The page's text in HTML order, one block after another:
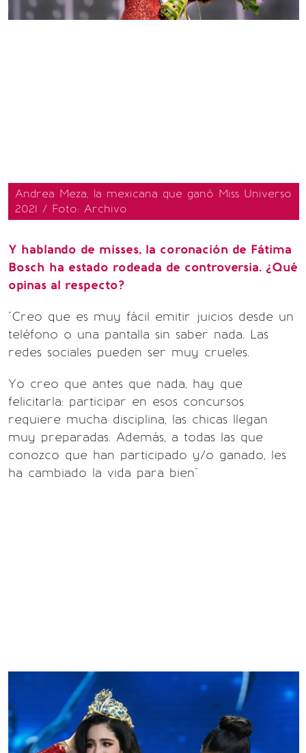
Andrea Meza, la mexicana que ganó Miss Universo
2021 / Foto: Archivo
Y hablando de misses, la coronación de Fátima
Bosch ha estado rodeada de controversia. ¿Qué
opinas al respecto?
"Creo que es muy fácil emitir juicios desde un
teléfono o una pantalla sin saber nada. Las
redes sociales pueden ser muy crueles.
Yo creo que antes que nada, hay que
felicitarla: participar en esos concursos
requiere mucha disciplina, las chicas llegan
muy preparadas. Además, a todas las que
conozco que han participado y/o ganado, les
ha cambiado la vida para bien"